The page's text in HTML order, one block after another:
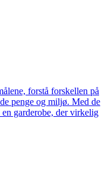
forstå forskellen på
penge og miljø. Med de
en garderobe, der virkelig